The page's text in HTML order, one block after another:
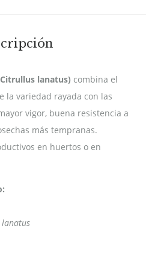
lanatus) combina el
la variedad rayada con las
vigor, buena resistencia a
más tempranas.
en huertos o en